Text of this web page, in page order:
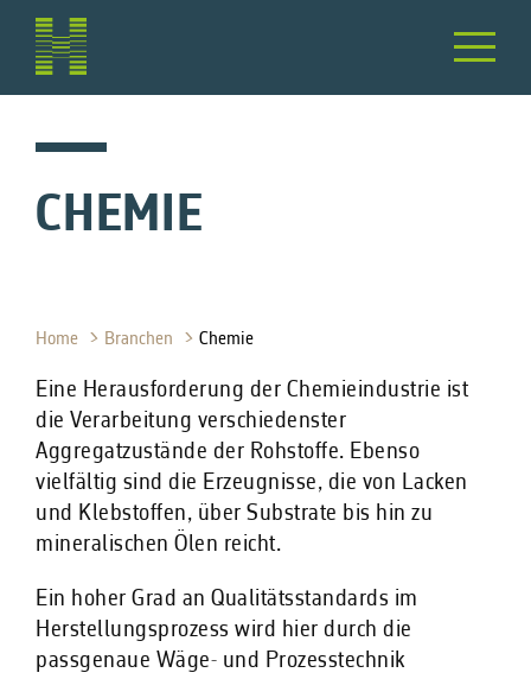
CHEMIE
Home Branchen Chemie
Eine Herausforderung der Chemieindustrie ist
die Verarbeitung verschiedenster
Aggregatzustände der Rohstoffe. Ebenso
vielfältig sind die Erzeugnisse, die von Lacken
und Klebstoffen, über Substrate bis hin zu
mineralischen Ölen reicht.
Ein hoher Grad an Qualitätsstandards im
Herstellungsprozess wird hier durch die
passgenaue Wäge- und Prozesstechnik